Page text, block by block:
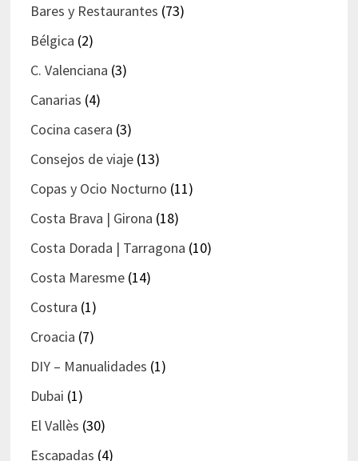
Bares y Restaurantes (73)
Bélgica (2)
C. Valenciana (3)
Canarias (4)
Cocina casera (3)
Consejos de viaje(13)
Copas y Ocio Nocturno (11)
Costa Brava | Girona (18)
Costa Dorada | Tarragona (10)
Costa Maresme(14)
Costura (1)
Croacia (7)
DIY – Manualidades (1)
Dubai (1)
El Vallès (30)
Escapadas (4)